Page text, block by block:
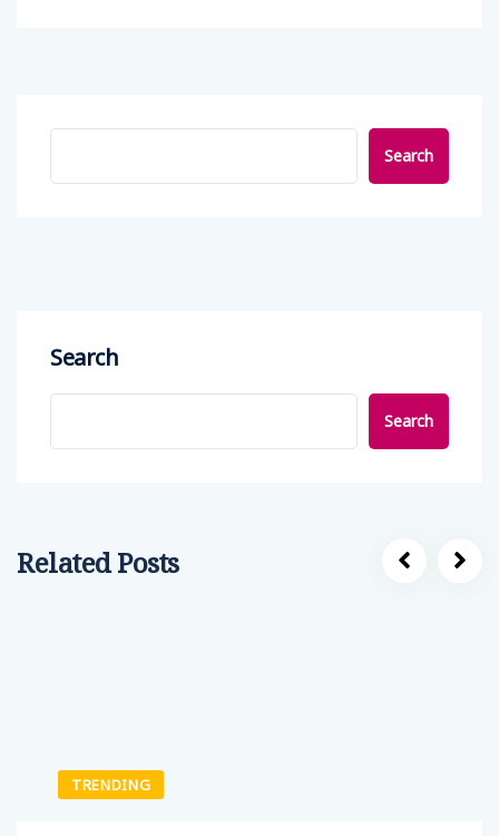
Search
Search
Search
Related Posts
TRENDING